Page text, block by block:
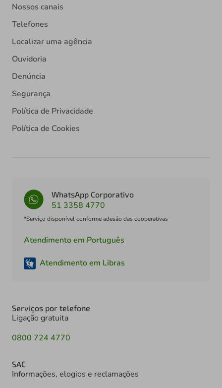
Nossos canais
Telefones
Localizar uma agência
Ouvidoria
Denúncia
Segurança
Política de Privacidade
Política de Cookies
WhatsApp Corporativo
51 3358 4770
*Serviço disponível conforme adesão das cooperativas
Atendimento em Português
Atendimento em Libras
Serviços por telefone
Ligação gratuita
0800 724 4770
SAC
Informações, elogios e reclamações